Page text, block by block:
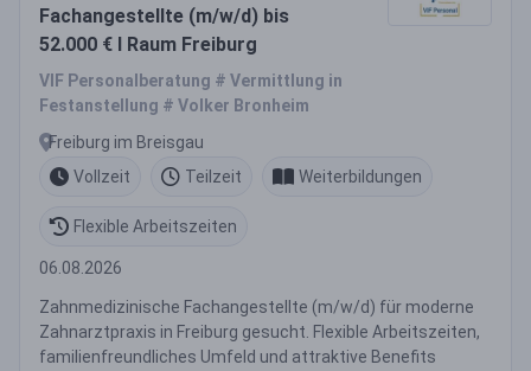
Fachangestellte (m/w/d) bis
52.000 € I Raum Freiburg
VIF Personalberatung # Vermittlung in
Festanstellung # Volker Bronheim
Freiburg im Breisgau
Vollzeit
Teilzeit Weiterbildungen
Flexible Arbeitszeiten
06.08.2026
Zahnmedizinische Fachangestellte (m/w/d) für moderne
Zahnarztpraxis in Freiburg gesucht. Flexible Arbeitszeiten,
familienfreundliches Umfeld und attraktive Benefits